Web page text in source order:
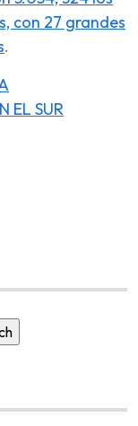
con 27 grandes
.
EL SUR